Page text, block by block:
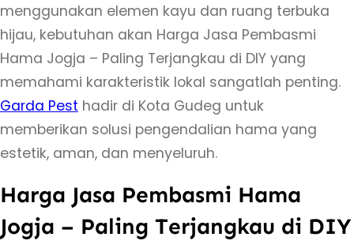
r
g
J
P
e
m
menggunakan elemen kayu dan ruang terbuka
hijau, kebutuhan akan Harga Jasa Pembasmi
Hama Jogja – Paling Terjangkau di DIY yang
memahami karakteristik lokal sangatlah penting.
Garda Pest hadir di Kota Gudeg untuk
memberikan solusi pengendalian hama yang
estetik, aman, dan menyeluruh.
Harga Jasa Pembasmi Hama
Jogja – Paling Terjangkau di DIY